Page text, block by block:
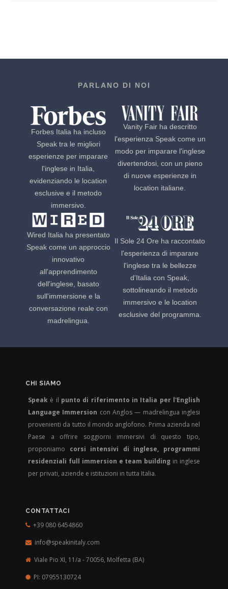
PARLANO DI NOI
Forbes Italia ha incluso
Speak tra le migliori
esperienze per imparare
l'inglese in Italia,
evidenziando le location
esclusive e il metodo
immersivo.
Vanity Fair ha descritto
l'esperienza Speak come un
modo per imparare l'inglese
divertendosi, con un pieno
di nuove esperienze in
location italiane.
Wired Italia ha presentato
Speak come un approccio
innovativo
all'apprendimento
dell'inglese, basato
sull'immersione e la
conversazione reale con
madrelingua.
Il Sole 24 Ore ha raccontato
l'esperienza di imparare
l'inglese tra le bellezze
d'Italia con Speak,
sottolineando il metodo
immersivo e le location
esclusive del programma.
CHI SIAMO
Speak è il punto di riferimento in Italia per l'English
Language Immersion con Anglos — madrelingua inglesi
provenienti da tutto il mondo anglofono. Prima azienda nel
Paese a offrire soggiorni immersivi di questo tipo,
proponiamo corsi intensivi di inglese, programmi
residenziali full immersion e team building in inglese
per privati, aziende e istituzioni in tutta Italia.
CONTATTACI
+39 080 6454860
info@speakinitaly.com
Viale Pio XI, 11/a - 70056, Molfetta (BA)
PI: 07955130724